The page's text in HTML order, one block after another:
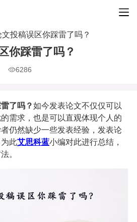
投稿误区你踩雷了吗？
你踩雷了吗？
6286
了吗？如今发表论文不仅仅可以
需求，也是可以直观体现个人的
仍然缺少一些发表经验，发表论
此艾思科蓝小编对此进行总结，
。